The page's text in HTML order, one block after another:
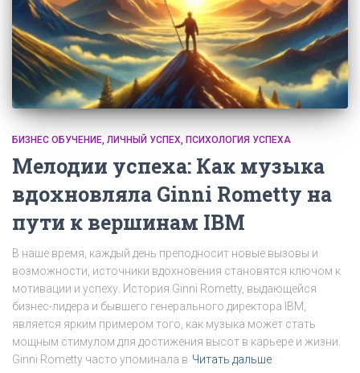
БИЗНЕС ОБУЧЕНИЕ ЛИЧНЫЙ УСПЕХ ПСИХОЛОГИЯ УСПЕХА
Мелодии успеха: Как музыка
вдохновляла Ginni Rometty на
пути к вершинам IBM
В наше время, каждый день преподносит новые вызовы и
возможности, источники вдохновения становятся ключом к
мотивации и успеху. История Ginni Rometty, выдающейся
бизнес-лидера и бывшего генерального директора IBM,
является ярким примером того, как музыка может стать
мощным стимулом для достижения высот в карьере и жизни.
Ginni Rometty часто упоминала в Читать дальше